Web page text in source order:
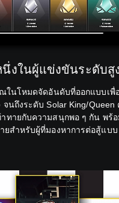
นึ่งในผู้แข่งขันระดับสู
ในโหมดจัดอันดับที่ออกแบบเพื่
จนถึงระดับ Solar King/
ทายกับความสนุกพอ ๆ กัน พร้อ
ยสำหรับผู้ที่มองหาการต่อสู้แบบ